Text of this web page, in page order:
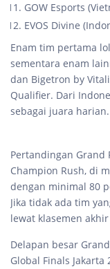
GOW Esports
EVOS Divine
Enam tim pertama
sementara enam
dan Bigetron by
Qualifier. Dari
sebagai juara harian.
Pertandingan Grand
Champion Rush, di
dengan minimal 80
Jika tidak ada tim
lewat klasemen
Delapan besar
Global Finals